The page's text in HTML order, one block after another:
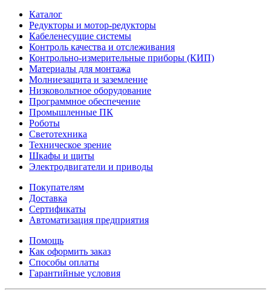
Каталог
Редукторы и мотор-редукторы
Кабеленесущие системы
Контроль качества и отслеживания
Контрольно-измерительные приборы (КИП)
Материалы для монтажа
Молниезащита и заземление
Низковольтное оборудование
Программное обеспечение
Промышленные ПК
Роботы
Светотехника
Техническое зрение
Шкафы и щиты
Электродвигатели и приводы
Покупателям
Доставка
Сертификаты
Автоматизация предприятия
Помощь
Как оформить заказ
Способы оплаты
Гарантийные условия